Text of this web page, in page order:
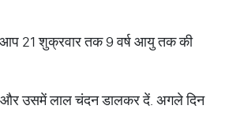
21 शुक्रवार तक 9 वर्ष आयु तक की
और उसमें लाल चंदन डालकर दें. अगले दिन